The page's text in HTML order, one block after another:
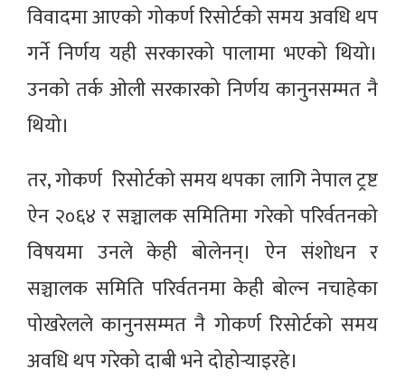
विवादमा आएको गोकर्ण रिसोर्टको समय अवधि थप
गर्ने निर्णय यही सरकारको पालामा भएको थियो।
उनको तर्क ओली सरकारको निर्णय कानुनसम्मत नै
थियो।
तर, गोकर्ण रिसोर्टको समय थपका लागि नेपाल ट्रष्ट
ऐन २०६४ र सञ्चालक समितिमा गरेको परिर्वतनको
विषयमा उनले केही बोलेनन्। ऐन संशोधन र
सञ्चालक समिति परिर्वतनमा केही बोल्न नचाहेका
पोखरेलले कानुनसम्मत नै गोकर्ण रिसोर्टको समय
अवधि थप गरेको दाबी भने दोहोर्‍याइरहे।